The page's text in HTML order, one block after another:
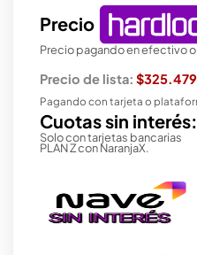
Precio
Precio pagando en efectivo
Precio de lista: $325.479
Pagando con tarjeta o
Cuotas sin interés:
Solo con tarjetas bancarias
PLAN Z con NaranjaX.